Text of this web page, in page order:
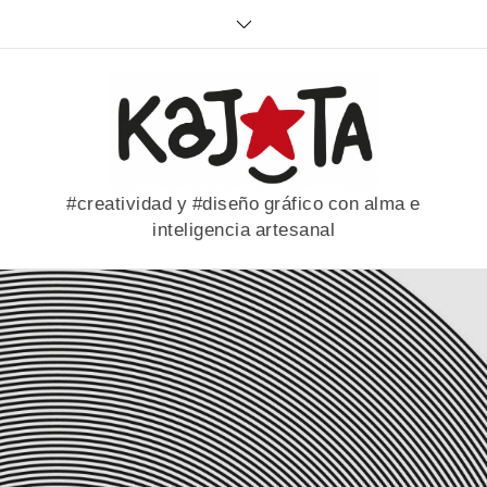
#creatividad y #diseño gráfico con alma e
inteligencia artesanal